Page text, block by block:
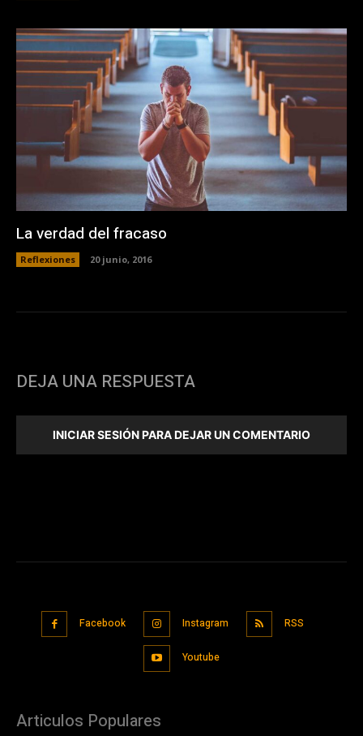
La verdad del fracaso
Reflexiones 20 junio, 2016
DEJA UNA RESPUESTA
INICIAR SESIÓN PARA DEJAR UN COMENTARIO
Facebook Instagram RSS
Youtube
Articulos Populares